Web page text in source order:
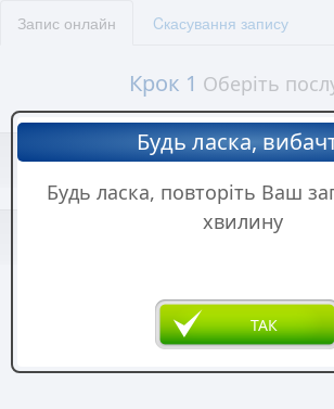
Запис онлайн Cкасування запису
Крок 1 Оберіть
Будь ласка,
Будь ласка, повторіть Ваш
хвилину
Крок2Оберіть
Крок3Оберіть час